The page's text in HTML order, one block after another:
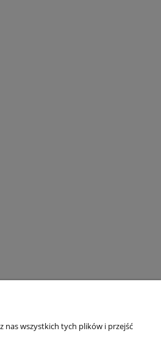
nas wszystkich tych plików i przejść